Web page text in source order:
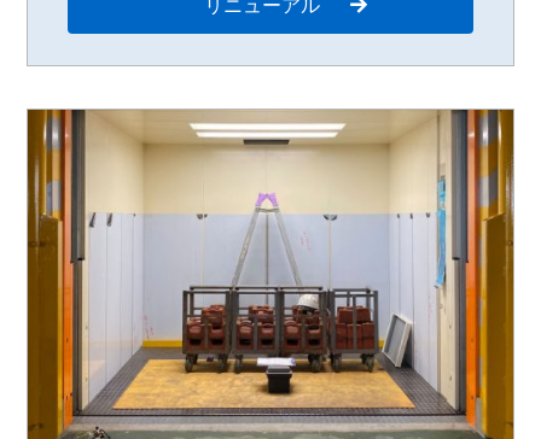
リニューアル